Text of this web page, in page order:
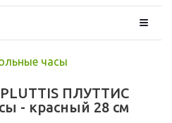
часы
PLUTTIS ПЛУТТИС
- красный 28 см